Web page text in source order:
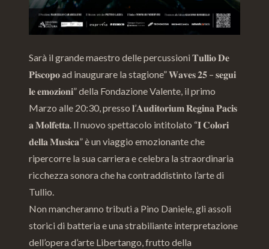
Sarà il grande maestro delle percussioni 𝐓𝐮𝐥𝐥𝐢𝐨 𝐃𝐞
𝐏𝐢𝐬𝐜𝐨𝐩𝐨 ad inaugurare la stagione” 𝐖𝐚𝐯𝐞𝐬 𝟐𝟓 – 𝐬𝐞𝐠𝐮𝐢
𝐥𝐞 𝐞𝐦𝐨𝐳𝐢𝐨𝐧𝐢” della Fondazione Valente, il primo
Marzo alle 20:30, presso 𝐥’𝐀𝐮𝐝𝐢𝐭𝐨𝐫𝐢𝐮𝐦 𝐑𝐞𝐠𝐢𝐧𝐚 𝐏𝐚𝐜𝐢𝐬
𝐚 𝐌𝐨𝐥𝐟𝐞𝐭𝐭𝐚. Il nuovo spettacolo intitolato “𝐈 𝐂𝐨𝐥𝐨𝐫𝐢
𝐝𝐞𝐥𝐥𝐚 𝐌𝐮𝐬𝐢𝐜𝐚” è un viaggio emozionante che
ripercorre la sua carriera e celebra la straordinaria
ricchezza sonora che ha contraddistinto l’arte di
Tullio.
Non mancheranno tributi a Pino Daniele, gli assoli
storici di batteria e una strabiliante interpretazione
dell’opera d’arte Libertango, frutto della